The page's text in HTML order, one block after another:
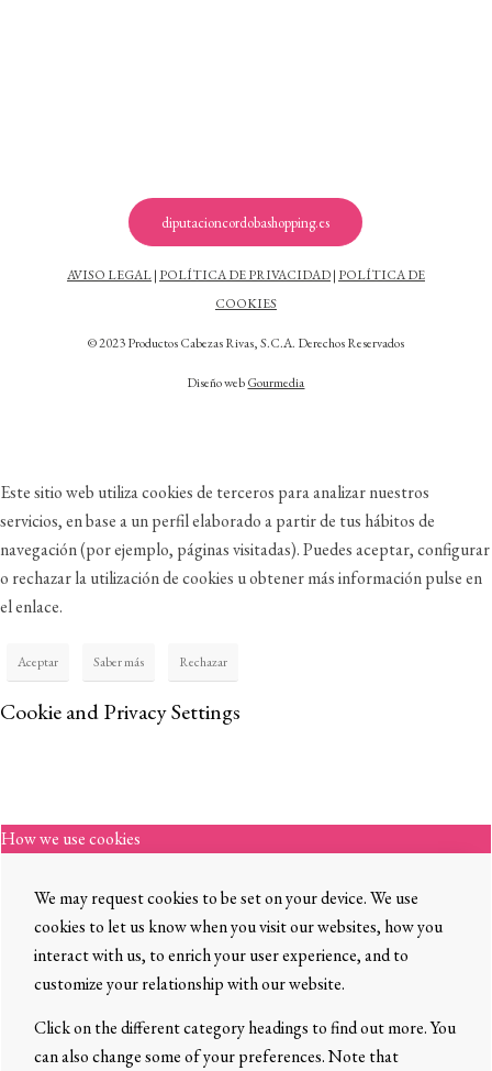
diputacioncordobashopping.es
AVISO LEGAL| POLÍTICA DE PRIVACIDAD| POLÍTICA DE
COOKIES
© 2023 Productos Cabezas Rivas, S.C.A. Derechos Reservados
Diseño webGourmedia
Este sitio web utiliza cookies de terceros para analizar nuestros
servicios, en base a un perfil elaborado a partir de tus hábitos de
navegación (por ejemplo, páginas visitadas). Puedes aceptar, configurar
o rechazar la utilización de cookies u obtener más información pulse en
el enlace.
Aceptar Saber más Rechazar
Cookie and Privacy Settings
How we use cookies
We may request cookies to be set on your device. We use
cookies to let us know when you visit our websites, how you
interact with us, to enrich your user experience, and to
customize your relationship with our website.
Click on the different category headings to find out more. You
can also change some of your preferences. Note that